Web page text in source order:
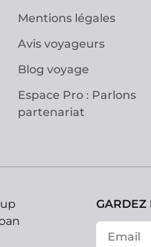
Mentions légales
Avis voyageurs
Blog voyage
Espace Pro : Parlons
partenariat
GARDEZ